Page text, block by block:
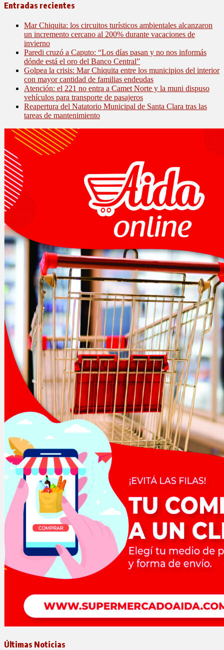
Entradas recientes
Mar Chiquita: los circuitos turísticos ambientales alcanzaron
un incremento cercano al 200% durante vacaciones de
invierno
Paredi cruzó a Caputo: “Los días pasan y no nos informás
dónde está el oro del Banco Central”
Golpea la crisis: Mar Chiquita entre los municipios del interior
con mayor cantidad de familias endeudas
Atención: el 221 no entra a Camet Norte y la muni dispuso
vehículos para transporte de pasajeros
Reapertura del Natatorio Municipal de Santa Clara tras las
tareas de mantenimiento
Últimas Noticias